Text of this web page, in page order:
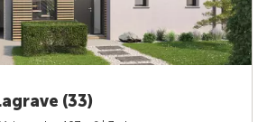
(33)